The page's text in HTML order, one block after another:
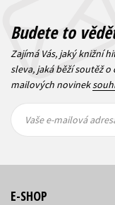
Budete to
Zajímá Vás, jaký knižní
sleva, jaká běží soutěž
mailových novinek
mailová
mailová
Vaše e-mailová
E-SHOP